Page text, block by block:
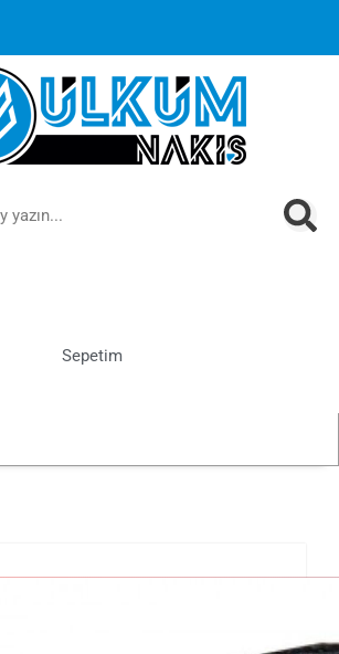
siparişlerinizde ücretsiz kargoya ek
İndirimanında sepette!
Sepetim